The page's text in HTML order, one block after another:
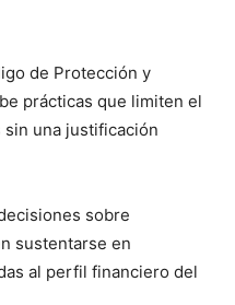
de Protección y
prácticas que limiten el
una justificación
sobre
sustentarse en
al perfil financiero del